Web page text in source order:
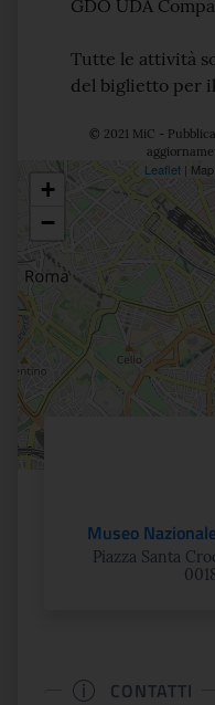
GDO UDA
Tutte le attività
del biglietto per
© 2021 MiC -
Posizione
+
−
Leaflet |
Museo
Piazza Santa
CONTATTI